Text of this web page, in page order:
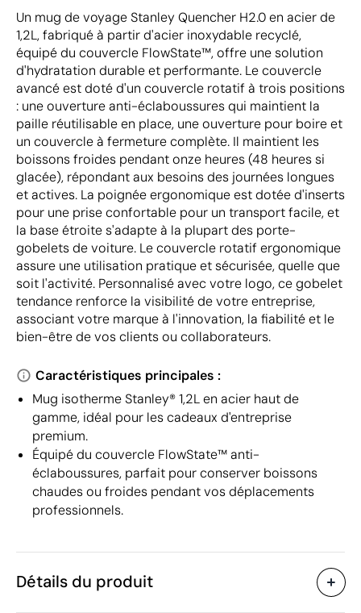
Un mug de voyage Stanley Quencher H2.0 en acier de
1,2L, fabriqué à partir d'acier inoxydable recyclé,
équipé du couvercle FlowState™, offre une solution
d'hydratation durable et performante. Le couvercle
avancé est doté d'un couvercle rotatif à trois positions
: une ouverture anti-éclaboussures qui maintient la
paille réutilisable en place, une ouverture pour boire et
un couvercle à fermeture complète. Il maintient les
boissons froides pendant onze heures (48 heures si
glacée), répondant aux besoins des journées longues
et actives. La poignée ergonomique est dotée d'inserts
pour une prise confortable pour un transport facile, et
la base étroite s'adapte à la plupart des porte-
gobelets de voiture. Le couvercle rotatif ergonomique
assure une utilisation pratique et sécurisée, quelle que
soit l'activité. Personnalisé avec votre logo, ce gobelet
tendance renforce la visibilité de votre entreprise,
associant votre marque à l'innovation, la fiabilité et le
bien-être de vos clients ou collaborateurs.
Caractéristiques principales :
Mug isotherme Stanley® 1,2L en acier haut de
gamme, idéal pour les cadeaux d'entreprise
premium.
Équipé du couvercle FlowState™ anti-
éclaboussures, parfait pour conserver boissons
chaudes ou froides pendant vos déplacements
professionnels.
Détails du produit